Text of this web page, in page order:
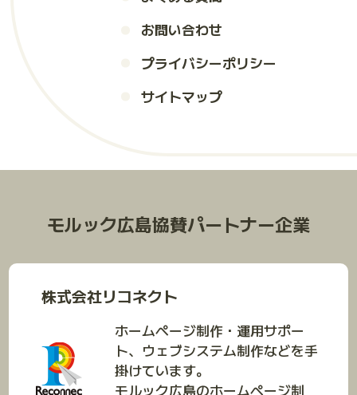
お問い合わせ
プライバシーポリシー
サイトマップ
モルック広島協賛パートナー企業
株式会社リコネクト
ホームページ制作・運用サポー
ト、ウェブシステム制作などを手
掛けています。
モルック広島のホームページ制